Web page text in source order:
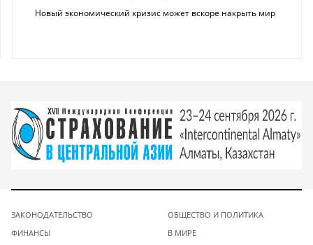
Новый экономический кризис может вскоре накрыть мир
ЗАКОНОДАТЕЛЬСТВО
ФИНАНСЫ
ОБЩЕСТВО И ПОЛИТИКА
В МИРЕ